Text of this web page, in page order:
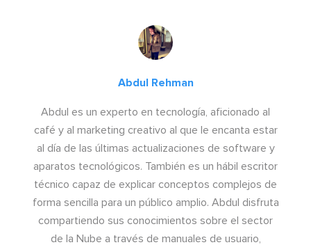
Abdul Rehman
Abdul es un experto en tecnología, aficionado al
café y al marketing creativo al que le encanta estar
al día de las últimas actualizaciones de software y
aparatos tecnológicos. También es un hábil escritor
técnico capaz de explicar conceptos complejos de
forma sencilla para un público amplio. Abdul disfruta
compartiendo sus conocimientos sobre el sector
de la Nube a través de manuales de usuario,